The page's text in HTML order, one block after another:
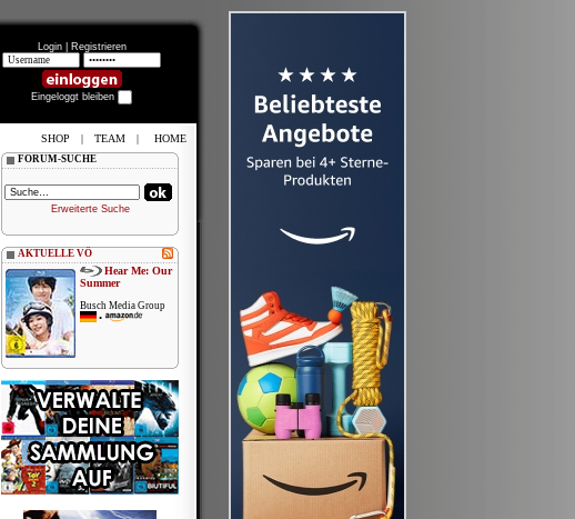
Login | Registrieren
Eingeloggt bleiben
FORUM-SUCHE
Erweiterte Suche
AKTUELLE VÖ
Hear Me: Our
Summer
Busch Media Group
•
SHOP | TEAM | HOME